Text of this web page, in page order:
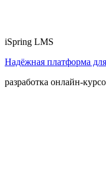
iSpring LMS
Надёжная платформа
разработка онлайн-